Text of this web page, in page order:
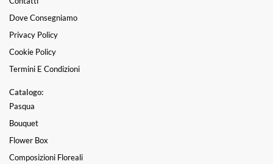
Dove Consegniamo
Privacy Policy
Cookie Policy
Termini E Condizioni
Catalogo:
Pasqua
Bouquet
Flower Box
Composizioni Floreali